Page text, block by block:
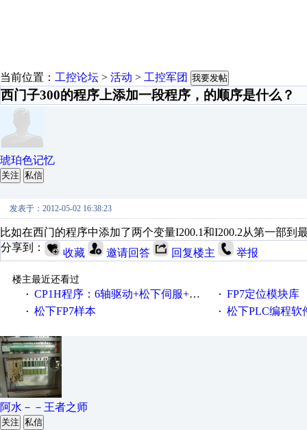
当前位置： 工控论坛 > 活动 > 工控军团 我要发帖
西门子300的程序上添加一段程序，的顺序是什么？
琥珀色记忆
关注 私信
发表于：2012-05-02 16:38:23
比如在西门的程序中添加了两个变量I200.1和I200.2从第一部到
分享到：
收藏 邀请回答 回复楼主 举报
楼主最近还看过
· CP1H程序：6轴驱动+松下伺服+注释+触屏 · FP7定位模块库
· 松下FP7样本 · 松下PLC编程软件
阿水－－王者之师
关注 私信